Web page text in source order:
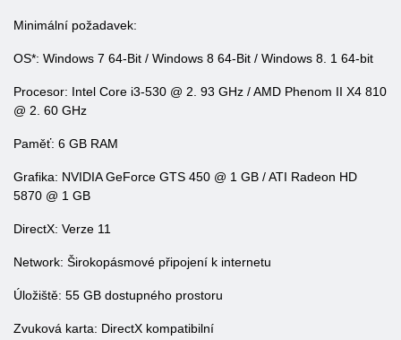
Minimální požadavek:
OS*: Windows 7 64-Bit / Windows 8 64-Bit / Windows 8. 1 64-bit
Procesor: Intel Core i3-530 @ 2. 93 GHz / AMD Phenom II X4 810
@ 2. 60 GHz
Paměť: 6 GB RAM
Grafika: NVIDIA GeForce GTS 450 @ 1 GB / ATI Radeon HD
5870 @ 1 GB
DirectX: Verze 11
Network: Širokopásmové připojení k internetu
Úložiště: 55 GB dostupného prostoru
Zvuková karta: DirectX kompatibilní